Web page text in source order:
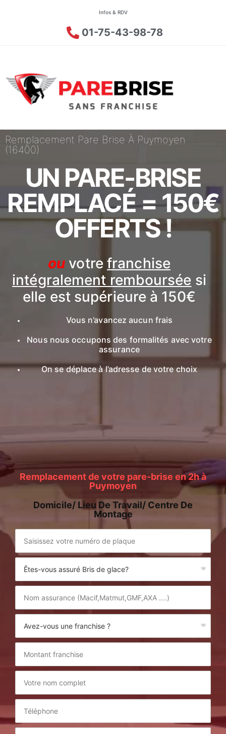
Infos & RDV
01-75-43-98-78
Remplacement Pare Brise À Puymoyen
(16400)
UN PARE-BRISE
REMPLACÉ = 150€
OFFERTS !
ou votre franchise
intégralement remboursée si
elle est supérieure à 150€
Vous n’avancez aucun frais
Nous nous occupons des formalités avec votre
assurance
On se déplace à l’adresse de votre choix
Remplacement de votre pare-brise en 2h à
Puymoyen
Domicile/ Lieu De Travail/ Centre De
Montage